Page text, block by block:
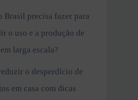
Brasil precisa fazer para
o uso e a produção de
larga escala?
o desperdício de
em casa com dicas